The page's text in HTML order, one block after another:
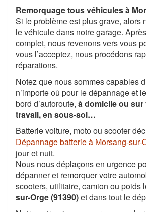
Remorquage tous véhicules à
Si le problème est plus grave, alors
le véhicule dans notre garage.
complet, nous revenons vers vous
vous l’acceptez, nous procédons
réparations.
Notez que nous sommes capables
n’importe où pour le dépannage et
bord d’autoroute, à domicile ou
travail, en sous-sol…
Batterie voiture, moto ou scooter
Dépannage batterie à Morsang-sur-
jour et nuit.
Nous nous déplaçons en urgence
dépanner et remorquer votre
scooters, utilitaire, camion ou poids
sur-Orge (91390)et dans tout le